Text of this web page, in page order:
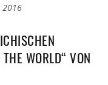
2016
WORLD“ VON